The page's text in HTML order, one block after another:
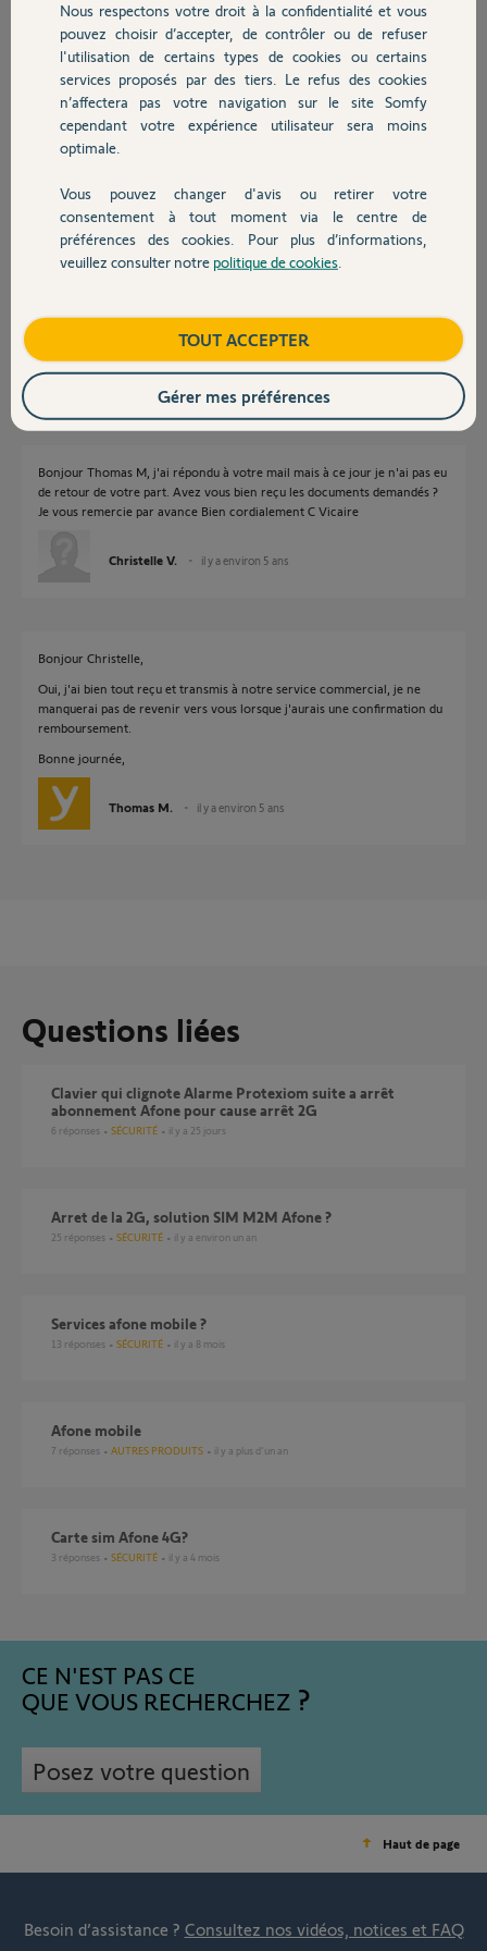
Chauffage
Autres produits
Devis avec un pro
Contact
Christelle V.
il y a plus de 5 ans
Participer au fil de discussion
Réponses
Bonjour Christelle,
Afin d'effectuer le remboursement de l'abonnement prélevé en trop, je
vais avoir besoin d'informations personnelles et c'est pour cette raison
Thomas M. il y a plus de 5 ans
Bonjour Thomas M, j'ai répondu à votre mail mais à ce jour je n'ai pas eu
de retour de votre part. Avez vous bien reçu les documents demandés ?
Je vous remercie par avance Bien cordialement C Vicaire
Christelle V. il y a environ 5 ans
Bonjour Christelle,
Oui, j'ai bien tout reçu et transmis à notre service commercial, je ne
manquerai pas de revenir vers vous lorsque j'aurais une confirmation du
remboursement.
Bonne journée,
Thomas M. il y a environ 5 ans
Questions liées
Clavier qui clignote Alarme Protexiom suite a arrêt
abonnement Afone pour cause arrêt 2G
6 réponses SÉCURITÉ il y a 25 jours
Arret de la 2G, solution SIM M2M Afone ?
25 réponses SÉCURITÉ il y a environ un an
services afone mobile ?
13 réponses SÉCURITÉ il y a 8 mois
afone mobile
7 réponses AUTRES PRODUITS il y a plus d'un an
Carte sim Afone 4G?
3 réponses SÉCURITÉ il y a 4 mois
CE N'EST PAS CE
QUE VOUS RECHERCHEZ
Posez votre question
Haut de page
Besoin d’assistance ? Consultez nos vidéos, notices et FAQ
Nous respectons votre droit à la confidentialité et vous
pouvez choisir d’accepter, de contrôler ou de refuser
l'utilisation de certains types de cookies ou certains
services proposés par des tiers. Le refus des cookies
n’affectera pas votre navigation sur le site Somfy
cependant votre expérience utilisateur sera moins
optimale.
Vous pouvez changer d'avis ou retirer votre
consentement à tout moment via le centre de
préférences des cookies. Pour plus d’informations,
veuillez consulter notre politique de cookies
TOUT ACCEPTER
Gérer mes préférences